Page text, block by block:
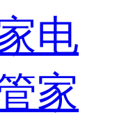
电
家